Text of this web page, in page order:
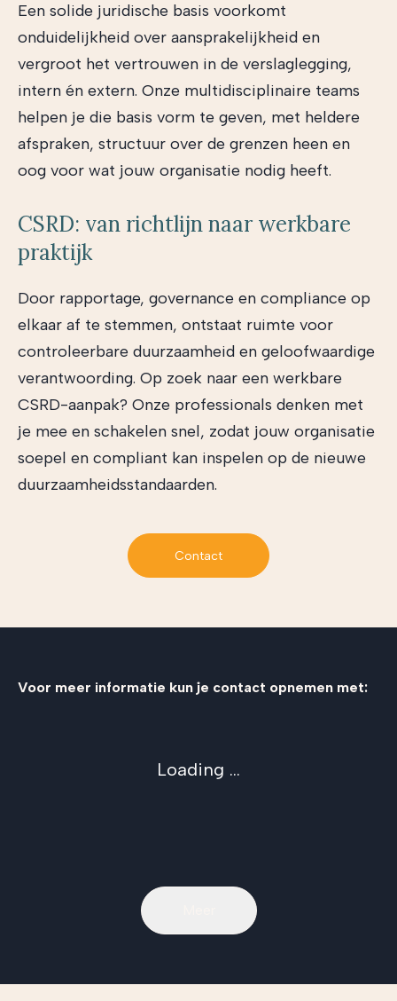
Een solide juridische basis voorkomt
onduidelijkheid over aansprakelijkheid en
vergroot het vertrouwen in de verslaglegging,
intern én extern. Onze multidisciplinaire teams
helpen je die basis vorm te geven, met heldere
afspraken, structuur over de grenzen heen en
oog voor wat jouw organisatie nodig heeft.
CSRD: van richtlijn naar werkbare
praktijk
Door rapportage, governance en compliance op
elkaar af te stemmen, ontstaat ruimte voor
controleerbare duurzaamheid en geloofwaardige
verantwoording. Op zoek naar een werkbare
CSRD-aanpak? Onze professionals denken met
je mee en schakelen snel, zodat jouw organisatie
soepel en compliant kan inspelen op de nieuwe
duurzaamheidsstandaarden.
Contact
Voor meer informatie kun je contact opnemen met:
Loading ...